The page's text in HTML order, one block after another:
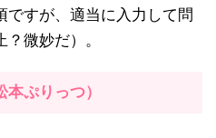
ですが、適当に入力して問
微妙だ）。
ぷりっつ）